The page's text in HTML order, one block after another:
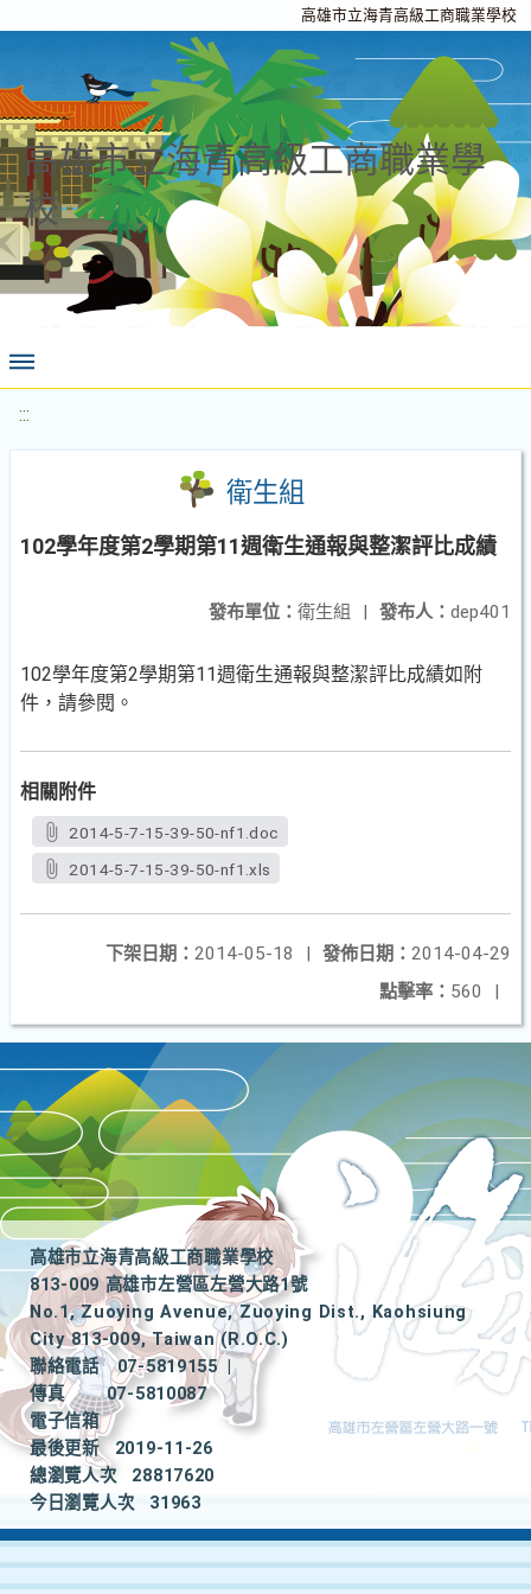
高雄市立海青高級工商職業學校
高雄市立海青高級工商職業學
校
:::
衛生組
102學年度第2學期第11週衛生通報與整潔評比成績
發布人： dep401
發布單位： 衛生組 |
102學年度第2學期第11週衛生通報與整潔評比成績如附
件，請參閱。
相關附件
2014-5-7-15-39-50-nf1.doc
2014-5-7-15-39-50-nf1.xls
發佈日期： 2014-04-29
下架日期： 2014-05-18
|
點擊率： 560 |
高雄市立海青高級工商職業學校
813-009 高雄市左營區左營大路1號
No.1, Zuoying Avenue, Zuoying Dist., Kaohsiung
City 813-009, Taiwan (R.O.C.)
聯絡電話
07-5819155
|
傳真
07-5810087
電子信箱
最後更新
2019-11-26
總瀏覽人次
28817620
今日瀏覽人次
31963